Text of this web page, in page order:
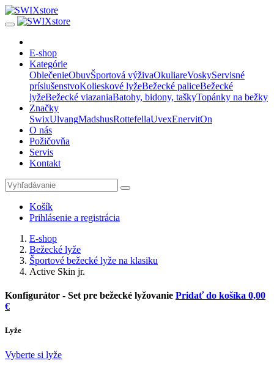
E-shop
Kategórie
OblečenieObuvŠportová výživaOkuliareVoskyServisné
príslušenstvoKolieskové lyžeBežecké paliceBežecké
lyžeBežecké viazaniaBatohy, bidony, taškyTopánky na bežky
Značky
SwixUlvangMadshusRottefellaUvexEnervitOn
O nás
Požičovňa
Servis
Kontakt
Košík
Prihlásenie a registrácia
E-shop
Bežecké lyže
Športové bežecké lyže na klasiku
Active Skin jr.
Konfigurátor - Set pre bežecké lyžovanie Pridať do košíka 0,00
€
Lyže
Vyberte si lyže